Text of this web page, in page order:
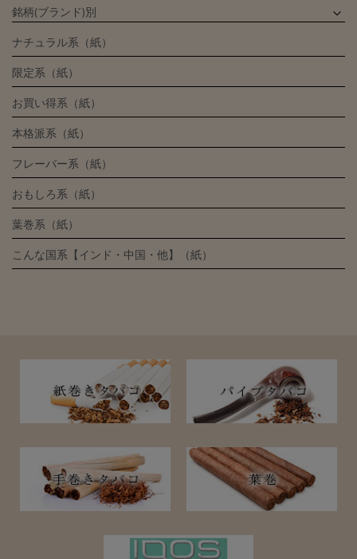
銘柄(ブランド)別
ナチュラル系（紙）
限定系（紙）
お買い得系（紙）
本格派系（紙）
フレーバー系（紙）
おもしろ系（紙）
葉巻系（紙）
こんな国系【インド・中国・他】（紙）